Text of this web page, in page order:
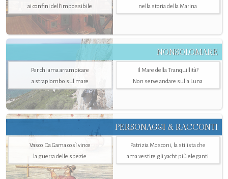
ai confini dell’impossibile
nella storia della Marina
NONSOLOMARE
Per chi ama arrampicare
a strapiombo sul mare
Il Mare della Tranquillità?
Non serve andare sulla Luna
PERSONAGGI & RACCONTI
Vasco Da Gama così vince
la guerra delle spezie
Patrizia Mosconi, la stilista che
ama vestire gli yacht più eleganti